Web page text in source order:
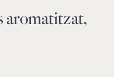
aromatitzat,